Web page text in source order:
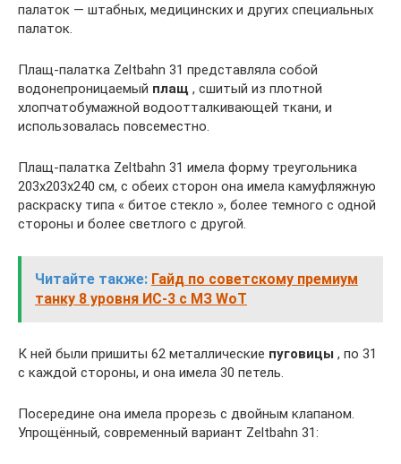
палаток — штабных, медицинских и других специальных
палаток.
Плащ-палатка Zeltbahn 31 представляла собой
водонепроницаемый плащ , сшитый из плотной
хлопчатобумажной водоотталкивающей ткани, и
использовалась повсеместно.
Плащ-палатка Zeltbahn 31 имела форму треугольника
203х203х240 см, с обеих сторон она имела камуфляжную
раскраску типа « битое стекло », более темного с одной
стороны и более светлого с другой.
Читайте также: Гайд по советскому премиум
танку 8 уровня ИС-3 с МЗ WoT
К ней были пришиты 62 металлические пуговицы , по 31
с каждой стороны, и она имела 30 петель.
Посередине она имела прорезь с двойным клапаном.
Упрощённый, современный вариант Zeltbahn 31: